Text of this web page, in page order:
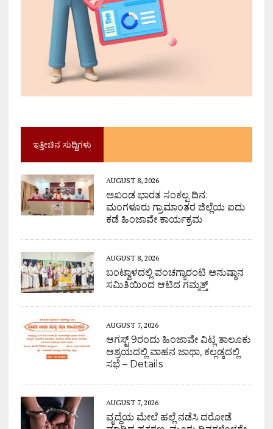
ಇತ್ತೀಚಿನ ಸುದ್ದಿಗಳು
AUGUST 8, 2026
ಅಖಂಡ ಭಾರತ ಸಂಕಲ್ಪ ದಿನ:
ಮಂಗಳೂರು ಗ್ರಾಮಾಂತರ ಜಿಲ್ಲೆಯ ಐದು
ಕಡೆ ಹಿಂಜಾವೇ ಕಾರ್ಯಕ್ರಮ
AUGUST 8, 2026
ಬಂಟ್ವಾಳದಲ್ಲಿ ಪಂಚಗ್ಯಾರಂಟಿ ಅನುಷ್ಠಾನ
ಸಮಿತಿಯಿಂದ ಆಟಿದ ಗಮ್ಮತ್ತ್
AUGUST 7, 2026
ಆಗಸ್ಟ್ 9ರಂದು ಹಿಂಜಾವೇ ವಿಟ್ಲ ತಾಲೂಕು
ಆಶ್ರಯದಲ್ಲಿ ವಾಹನ ಜಾಥಾ, ಕಲ್ಲಡ್ಕದಲ್ಲಿ
ಸಭೆ – Details
AUGUST 7, 2026
ವೃದ್ಧೆಯ ಮೇಲೆ ಹಲ್ಲೆ ನಡೆಸಿ ದರೋಡೆ